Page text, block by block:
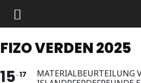
FIZO VERDEN 2025
15 17
MATERIALBEURTEILUNG